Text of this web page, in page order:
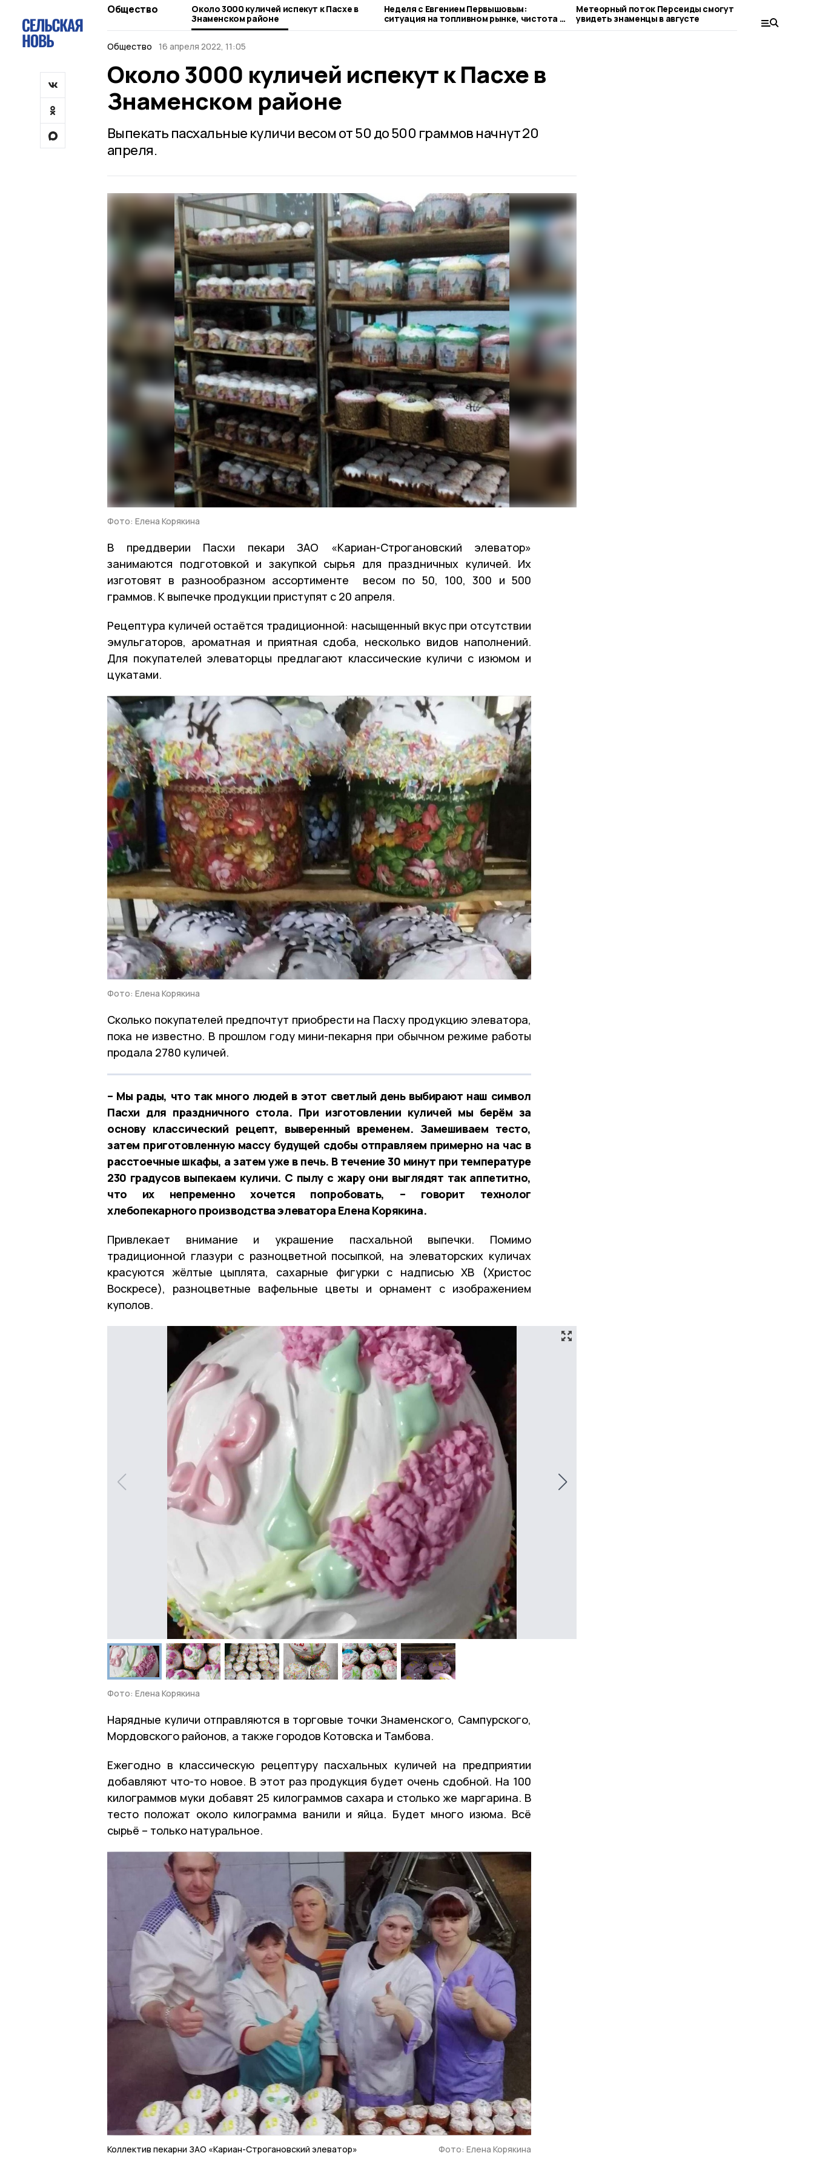
Общество
Около 3000 куличей испекут к Пасхе в
Знаменском районе
Неделя с Евгением Первышовым:
ситуация на топливном рынке, чистота в
городе и приоритеты образования
Метеорный поток Персеиды смогут
увидеть знаменцы в августе
Общество 16 апреля 2022, 11:05
Около 3000 куличей испекут к Пасхе в
Знаменском районе
Выпекать пасхальные куличи весом от 50 до 500 граммов начнут 20
апреля.
Фото: Елена Корякина
В преддверии Пасхи пекари ЗАО «Кариан-Строгановский элеватор»
занимаются подготовкой и закупкой сырья для праздничных куличей. Их
изготовят в разнообразном ассортименте весом по 50, 100, 300 и 500
граммов. К выпечке продукции приступят с 20 апреля.
Рецептура куличей остаётся традиционной: насыщенный вкус при отсутствии
эмульгаторов, ароматная и приятная сдоба, несколько видов наполнений.
Для покупателей элеваторцы предлагают классические куличи с изюмом и
цукатами.
Фото: Елена Корякина
Сколько покупателей предпочтут приобрести на Пасху продукцию элеватора,
пока не известно. В прошлом году мини-пекарня при обычном режиме работы
продала 2780 куличей.
– Мы рады, что так много людей в этот светлый день выбирают наш символ
Пасхи для праздничного стола. При изготовлении куличей мы берём за
основу классический рецепт, выверенный временем. Замешиваем тесто,
затем приготовленную массу будущей сдобы отправляем примерно на час в
расстоечные шкафы, а затем уже в печь. В течение 30 минут при температуре
230 градусов выпекаем куличи. С пылу с жару они выглядят так аппетитно,
что их непременно хочется попробовать, – говорит технолог
хлебопекарного производства элеватора Елена Корякина.
Привлекает внимание и украшение пасхальной выпечки. Помимо
традиционной глазури с разноцветной посыпкой, на элеваторских куличах
красуются жёлтые цыплята, сахарные фигурки с надписью ХВ (Христос
Воскресе), разноцветные вафельные цветы и орнамент с изображением
куполов.
Фото: Елена Корякина
Нарядные куличи отправляются в торговые точки Знаменского, Сампурского,
Мордовского районов, а также городов Котовска и Тамбова.
Ежегодно в классическую рецептуру пасхальных куличей на предприятии
добавляют что-то новое. В этот раз продукция будет очень сдобной. На 100
килограммов муки добавят 25 килограммов сахара и столько же маргарина. В
тесто положат около килограмма ванили и яйца. Будет много изюма. Всё
сырьё – только натуральное.
Коллектив пекарни ЗАО «Кариан-Строгановский элеватор» Фото: Елена Корякина